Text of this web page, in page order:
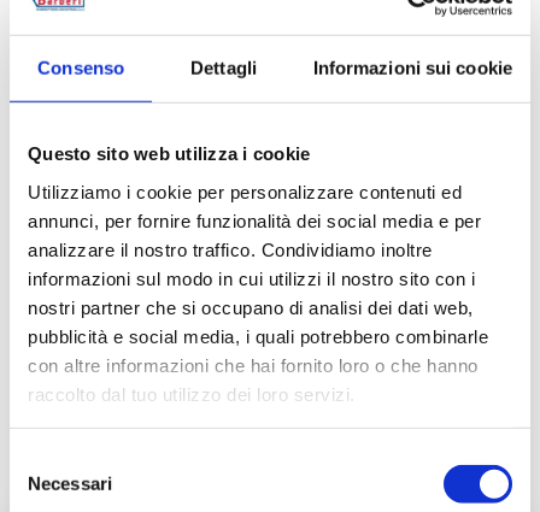
Consenso Dettagli Informazioni sui cookie
Questo sito web utilizza i cookie
Utilizziamo i cookie per personalizzare contenuti ed
annunci, per fornire funzionalità dei social media e per
analizzare il nostro traffico. Condividiamo inoltre
informazioni sul modo in cui utilizzi il nostro sito con i
nostri partner che si occupano di analisi dei dati web,
pubblicità e social media, i quali potrebbero combinarle
con altre informazioni che hai fornito loro o che hanno
raccolto dal tuo utilizzo dei loro servizi.
delNecessari
Código de artículo
P56010N00 G 3/
Descripción
Documentación
Productos alternativos